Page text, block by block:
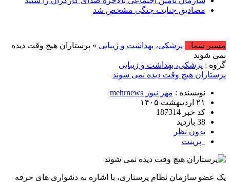
مصادیق جنایت جنگی مشخص شد
مسیر شما
پزشکی، بهداشت و زیبایی » پرستاران هیچ وقت دیده
نمی شوند
گروه : پزشکی، بهداشت و زیبایی
پرستاران هیچ وقت دیده نمی شوند
نویسنده : مهر نیوز mehrnews
۲۱ اردیبهشت ۱۴۰۵
کد خبر 187314
38 بازدید
بدون نظر
پرینت
یک عضو سازمان نظام پرستاری، با اشاره به دشواری های حرفه